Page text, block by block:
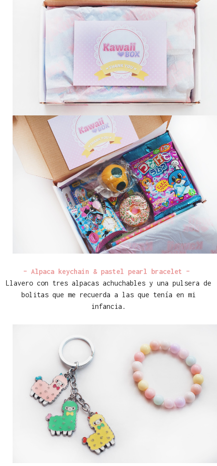
– Alpaca keychain & pastel pearl bracelet –
Llavero con tres alpacas achuchables y una pulsera de
bolitas que me recuerda a las que tenía en mi
infancia.